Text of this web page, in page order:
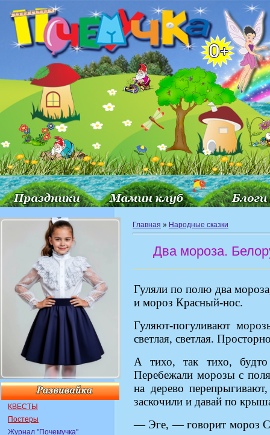
КВЕСТЫ
Постеры
Журнал "Почемучка"
Главная » Народные сказки
Два мороза.
Гуляли по полю два
и мороз Красный-нос.
Гуляют-погуливают
светлая, светлая.
А тихо, так тихо,
Перебежали морозы с
на дерево
заскочили и давай по
— Эге, — говорит мороз